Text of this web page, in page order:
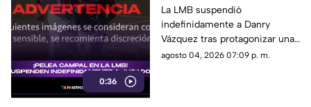
0:36
Vázquez de la LMB?
Filtran video de la
BRUTAL agresión
La LMB suspendió
indefinidamente a Danry
Vázquez tras protagonizar una
pelea campal, en la cual un
agosto 04, 2026 07:09 p. m.